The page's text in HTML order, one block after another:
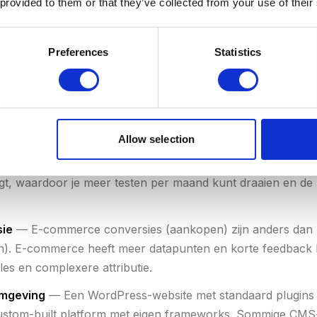
Preferences Statistics
Allow selection
van je website— Een eenvoudige
dan een webshop met 50.000 producten, meerdere
Hoe groter en complexer, hoe meer analyse- en
Zit je al op 4%? Dan zijn verbeteringen
al dichter bij het plafond.
— Meer verkeer betekent dat je sneller
waardoor je meer testen per maand kunt draaien en
— E-commerce conversies (aankopen) zijn anders dan
E-commerce heeft meer datapunten en korte feedback
en complexere attributie.
— Een WordPress-website met standaard plugins
built platform met eigen frameworks. Sommige